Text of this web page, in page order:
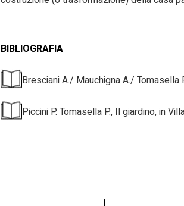
BIBLIOGRAFIA
Bresciani A./ Mauchigna A./ Tomasella
Piccini P. Tomasella P., Il giardino, in